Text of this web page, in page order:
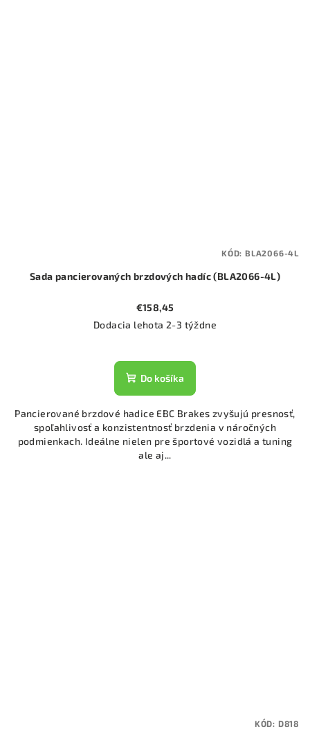
Sada pancierovaných brzdových hadíc (BLA2066-4L)
€158,45
Dodacia lehota 2-3 týždne
Do košíka
Pancierované brzdové hadice EBC Brakes zvyšujú presnosť,
spoľahlivosť a konzistentnosť brzdenia v náročných
podmienkach. Ideálne nielen pre športové vozidlá a tuning
ale aj...
KÓD: BLA2066-4L
KÓD: D818